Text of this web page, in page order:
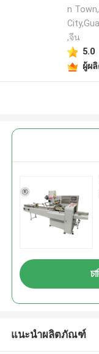
n
,จีน
5.0
ผู้ผ
แนะนำผลิตภัณฑ์